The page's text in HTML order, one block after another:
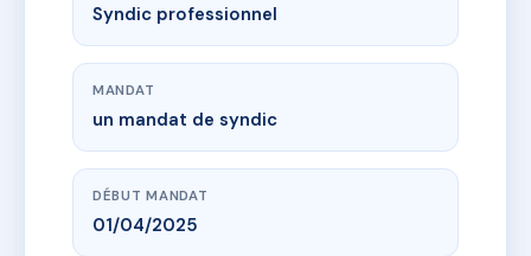
Syndic professionnel
MANDAT
un mandat de syndic
DÉBUT MANDAT
01/04/2025